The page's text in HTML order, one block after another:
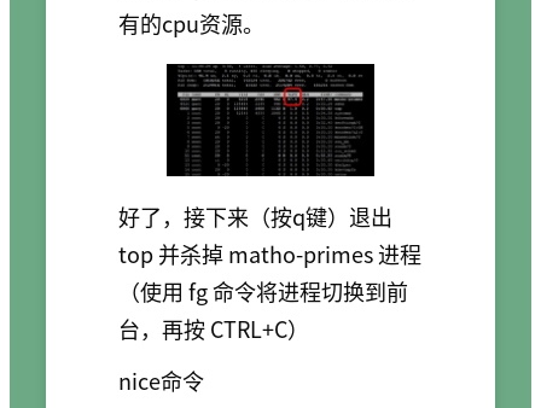
有的cpu资源。
好了，接下来（按q键）退出
top 并杀掉 matho-primes 进程
（使用 fg 命令将进程切换到前
台，再按 CTRL+C）
nice命令